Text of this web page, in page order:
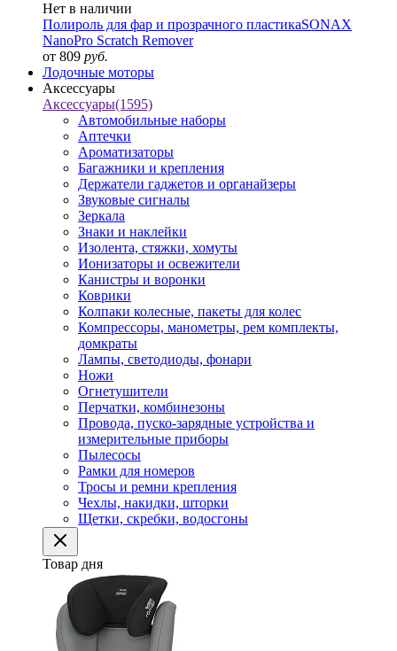
Нет в наличии
Полироль для фар и прозрачного пластикаSONAX
NanoPro Scratch Remover
от 809 руб.
Лодочные моторы
Аксессуары
Аксессуары(1595)
Автомобильные наборы
Аптечки
Ароматизаторы
Багажники и крепления
Держатели гаджетов и органайзеры
Звуковые сигналы
Зеркала
Знаки и наклейки
Изолента, стяжки, хомуты
Ионизаторы и освежители
Канистры и воронки
Коврики
Колпаки колесные, пакеты для колес
Компрессоры, манометры, рем комплекты,
домкраты
Лампы, светодиоды, фонари
Ножи
Огнетушители
Перчатки, комбинезоны
Провода, пуско-зарядные устройства и
измерительные приборы
Пылесосы
Рамки для номеров
Тросы и ремни крепления
Чехлы, накидки, шторки
Щетки, скребки, водосгоны
Товар дня